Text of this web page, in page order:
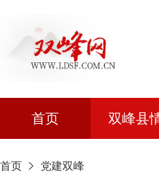
首页 双峰县
首页 党建双峰